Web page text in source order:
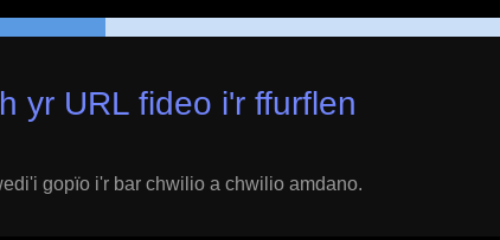
yr URL fideo i'r ffurflen
gopïo i'r bar chwilio a chwilio amdano.